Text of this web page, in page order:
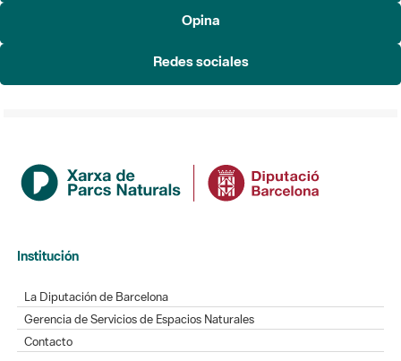
Opina
Redes sociales
Institución
La Diputación de Barcelona
Gerencia de Servicios de Espacios Naturales
Contacto